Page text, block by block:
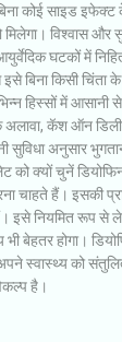
कोई साइड
विश्वास और
घटकों में
बिना किसी चिंता
हिस्सों में आसानी
कॅश ऑन
सुविधा अनुसार
को क्यों चुनें
चाहते हैं। इसकी
इसे नियमित रूप
भी बेहतर होगा।
अपने स्वास्थ्य को
है।